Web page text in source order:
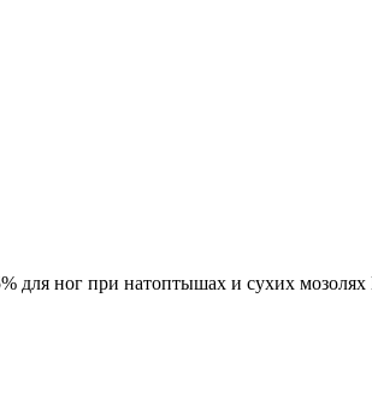
для ног при натоптышах и сухих мозолях